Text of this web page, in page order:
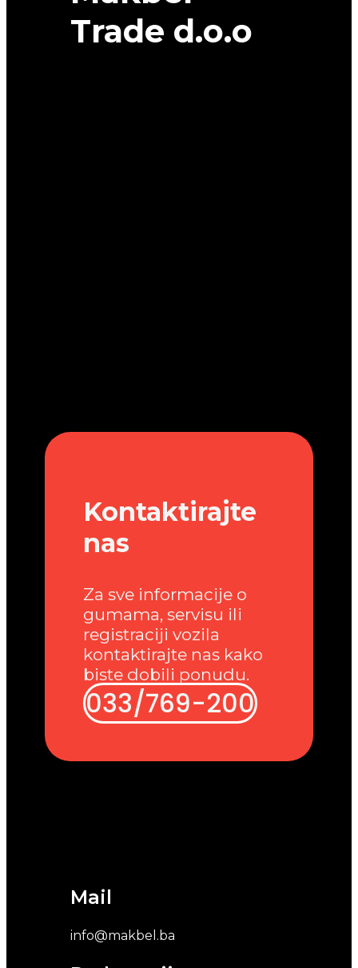
Trade d.o.o
Mail
info@makbel.ba
Kontaktirajte
nas
Za sve informacije o
gumama, servisu ili
registraciji vozila
kontaktirajte nas kako
biste dobili ponudu.
033/769-200